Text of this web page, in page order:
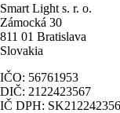
Smart Light s. r. o.
Zámocká 30
811 01 Bratislava
Slovakia
IČO: 56761953
DIČ: 2122423567
IČ DPH: